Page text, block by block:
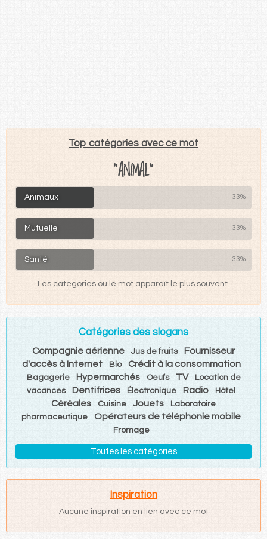
Top catégories avec ce mot
"ANIMAL"
Animaux 33%
Mutuelle 33%
Santé 33%
Les catégories où le mot apparaît le plus souvent.
Catégories des slogans
Compagnie aérienne Jus de fruits
Fournisseur
d'accès à Internet
Bio Crédit à la consommation
Bagagerie Hypermarchés Oeufs TV
Location de
vacances
Dentifrices Électronique Radio Hôtel
Céréales Cuisine Jouets
Laboratoire
pharmaceutique
Opérateurs de téléphonie mobile
Fromage
Toutes les catégories
Inspiration
Aucune inspiration en lien avec ce mot